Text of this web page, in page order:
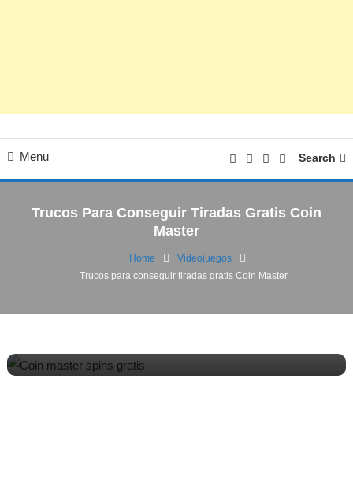
Menu Search
Trucos Para Conseguir Tiradas Gratis Coin
Master
Home
Videojuegos
Trucos para conseguir tiradas gratis Coin Master